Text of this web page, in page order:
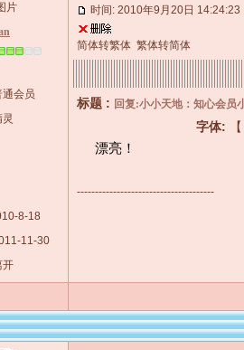
片
会员
8-18
11-30
开
时间: 2010年9月20日 14:24:23
简体转繁体 繁体转简体
标题 : 回复:小小天地：知心会员
字体:
漂亮！
--------------------------------------